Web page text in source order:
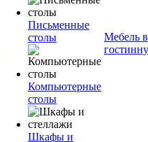
Письменные
столы
Компьютерные
столы
Шкафы и
Мебель в